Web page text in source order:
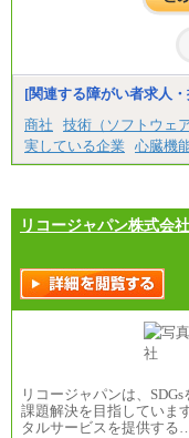
[関連する障がい者求人
商社
技術（ソフトウェ
実している企業
心臓機
リコージャパン株式会社
リコージャパンは、
課題解決を目指していま
タルサービスを提供する